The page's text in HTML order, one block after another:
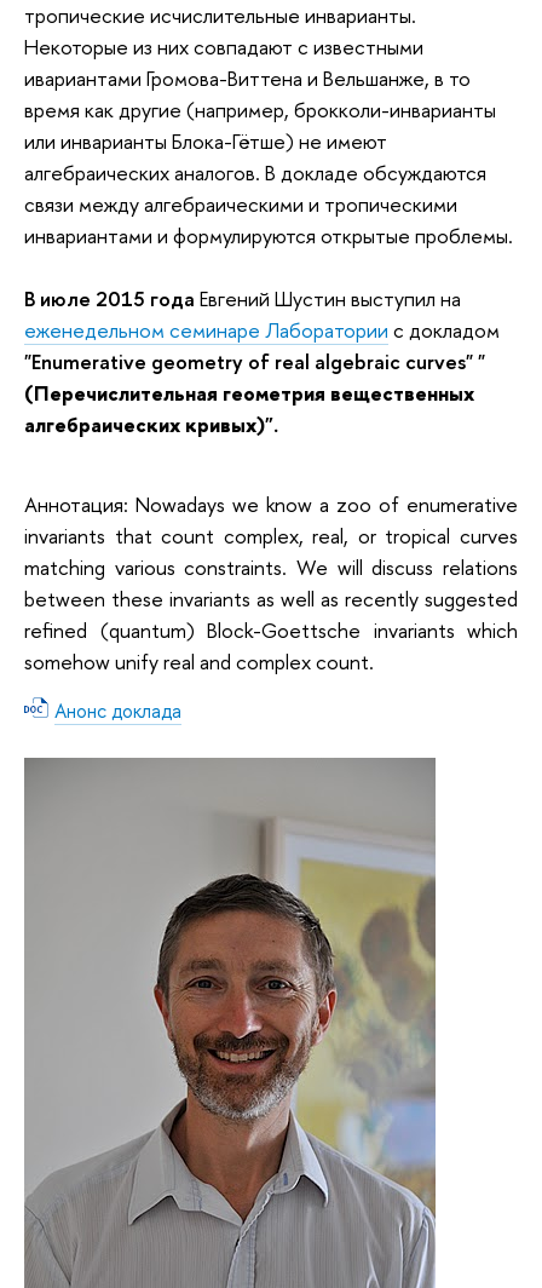
тропические исчислительные инварианты.
Некоторые из них совпадают с известными
ивариантами Громова-Виттена и Вельшанже, в то
время как другие (например, брокколи-инварианты
или инварианты Блока-Гётше) не имеют
алгебраических аналогов. В докладе обсуждаются
связи между алгебраическими и тропическими
инвариантами и формулируются открытые проблемы.
В июле 2015 года Евгений Шустин выступил на
еженедельном семинаре Лаборатории с докладом
"Enumerative geometry of real algebraic curves" "
(Перечислительная геометрия вещественных
алгебраических кривых)".
Аннотация: Nowadays we know a zoo of enumerative
invariants that count complex, real, or tropical curves
matching various constraints. We will discuss relations
between these invariants as well as recently suggested
refined (quantum) Block-Goettsche invariants which
somehow unify real and complex count.
Анонс доклада